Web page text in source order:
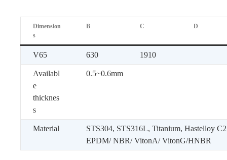
Dimension
s
B C D
V65 630 1910
Availabl
e
thicknes
s
0.5~0.6mm
Material
STS304, STS316L, Titanium, Hastelloy
EPDM/ NBR/ VitonA/ VitonG/HNBR